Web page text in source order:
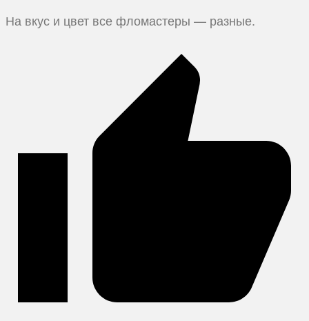
На вкус и цвет все фломастеры — разные.